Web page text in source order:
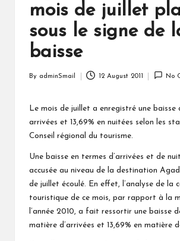
mois de juillet
sous le signe de
baisse
By adminSmail 12 August 2011 No
Le mois de juillet a enregistré une baisse
arrivées et 13,69% en nuitées selon les
Conseil régional du tourisme.
Une baisse en termes d’arrivées et de
accusée au niveau de la destination
de juillet écoulé. En effet, l’analyse de la
touristique de ce mois, par rapport à la
l’année 2010, a fait ressortir une baisse
matière d’arrivées et 13,69% en matière